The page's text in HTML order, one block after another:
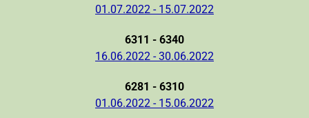
01.07.2022 - 15.07.2022
6311 - 6340
16.06.2022 - 30.06.2022
6281 - 6310
01.06.2022 - 15.06.2022